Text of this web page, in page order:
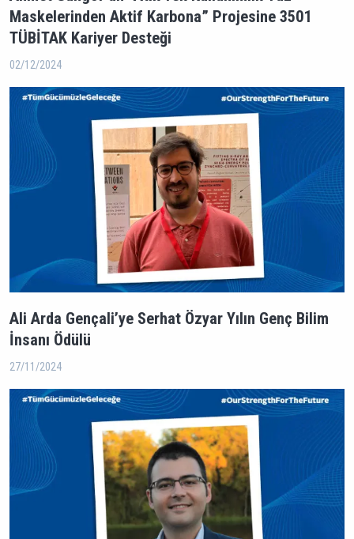
Maskelerinden Aktif Karbona” Projesine 3501
TÜBİTAK Kariyer Desteği
02/12/2024
Ali Arda Gençali’ye Serhat Özyar Yılın Genç Bilim
İnsanı Ödülü
27/11/2024